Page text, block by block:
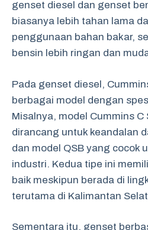
genset diesel dan genset
biasanya lebih tahan lama
penggunaan bahan bakar,
bensin lebih ringan dan
Pada genset diesel,
berbagai model dengan
Misalnya, model Cummins C
dirancang untuk keandalan
dan model QSB yang cocok
industri. Kedua tipe ini
baik meskipun berada di
terutama di Kalimantan
Sementara itu, genset